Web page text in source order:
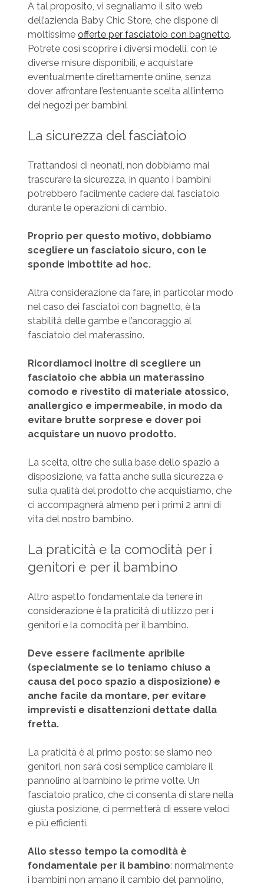
A tal proposito, vi segnaliamo il sito web
dell’azienda Baby Chic Store, che dispone di
moltissime offerte per fasciatoio con bagnetto.
Potrete così scoprire i diversi modelli, con le
diverse misure disponibili, e acquistare
eventualmente direttamente online, senza
dover affrontare l’estenuante scelta all’interno
dei negozi per bambini.
La sicurezza del fasciatoio
Trattandosi di neonati, non dobbiamo mai
trascurare la sicurezza, in quanto i bambini
potrebbero facilmente cadere dal fasciatoio
durante le operazioni di cambio.
Proprio per questo motivo, dobbiamo
scegliere un fasciatoio sicuro, con le
sponde imbottite ad hoc.
Altra considerazione da fare, in particolar modo
nel caso dei fasciatoi con bagnetto, è la
stabilità delle gambe e l’ancoraggio al
fasciatoio del materassino.
Ricordiamoci inoltre di scegliere un
fasciatoio che abbia un materassino
comodo e rivestito di materiale atossico,
anallergico e impermeabile, in modo da
evitare brutte sorprese e dover poi
acquistare un nuovo prodotto.
La scelta, oltre che sulla base dello spazio a
disposizione, va fatta anche sulla sicurezza e
sulla qualità del prodotto che acquistiamo, che
ci accompagnerà almeno per i primi 2 anni di
vita del nostro bambino.
La praticità e la comodità per i
genitori e per il bambino
Altro aspetto fondamentale da tenere in
considerazione è la praticità di utilizzo per i
genitori e la comodità per il bambino.
Deve essere facilmente apribile
(specialmente se lo teniamo chiuso a
causa del poco spazio a disposizione) e
anche facile da montare, per evitare
imprevisti e disattenzioni dettate dalla
fretta.
La praticità è al primo posto: se siamo neo
genitori, non sarà così semplice cambiare il
pannolino al bambino le prime volte. Un
fasciatoio pratico, che ci consenta di stare nella
giusta posizione, ci permetterà di essere veloci
e più efficienti.
Allo stesso tempo la comodità è
fondamentale per il bambino: normalmente
i bambini non amano il cambio del pannolino,